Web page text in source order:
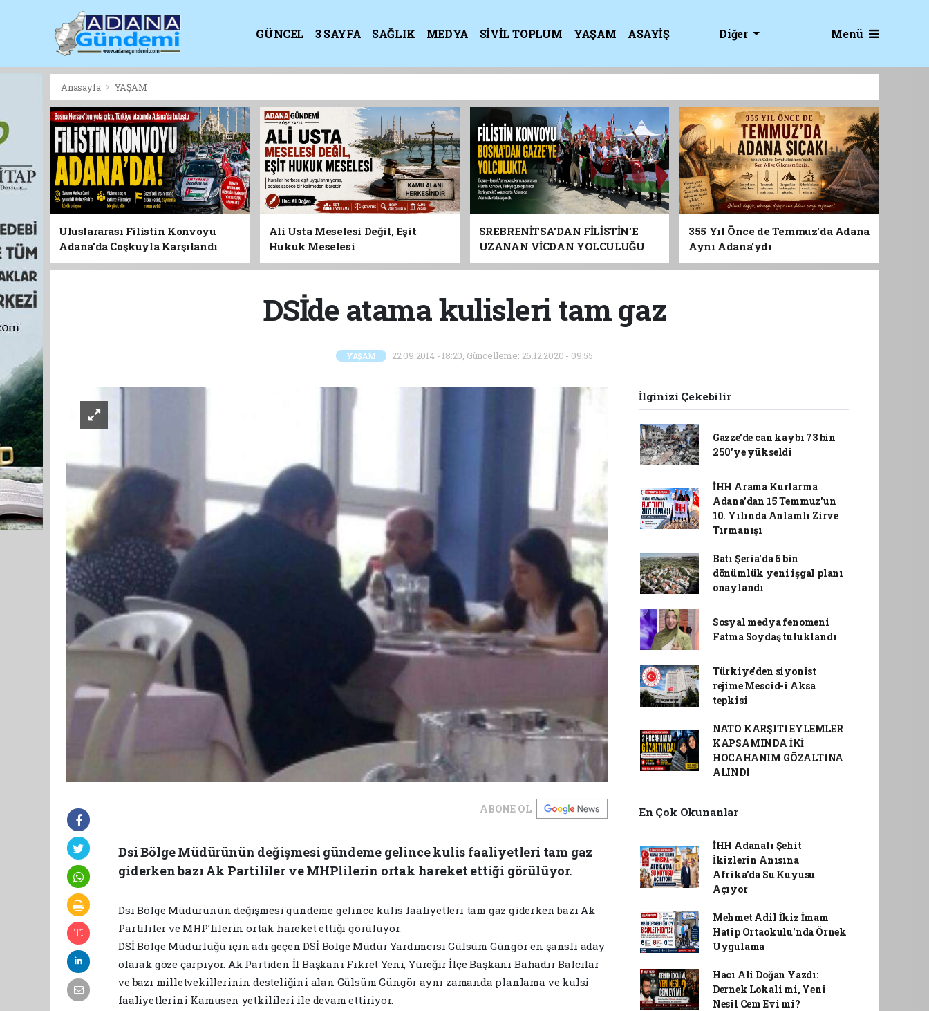
GÜNCEL 3 SAYFA SAĞLIK MEDYA SİVİL TOPLUM YAŞAM
ASAYİŞ
Diğer Menü
Anasayfa YAŞAM
Uluslararası Filistin Konvoyu
Adana'da Coşkuyla Karşılandı
Ali Usta Meselesi Değil, Eşit
Hukuk Meselesi
SREBRENİTSA’DAN FİLİSTİN’E
UZANAN VİCDAN YOLCULUĞU
ADANA’YA GELİYOR
355 Yıl Önce de Temmuz'da Adana
Aynı Adana'ydı
DSİde atama kulisleri tam gaz
YAŞAM 22.09.2014 - 18:20, Güncelleme: 26.12.2020 - 09:55
ABONE OL
Dsi Bölge Müdürünün değişmesi gündeme gelince kulis faaliyetleri tam gaz
giderken bazı Ak Partililer ve MHPlilerin ortak hareket ettiği görülüyor.
Dsi Bölge Müdürünün değişmesi gündeme gelince kulis faaliyetleri tam gaz giderken bazı Ak
Partililer ve MHP’lilerin ortak hareket ettiği görülüyor.
DSİ Bölge Müdürlüğü için adı geçen DSİ Bölge Müdür Yardımcısı Gülsüm Güngör en şanslı aday
olarak göze çarpıyor. Ak Partiden İl Başkanı Fikret Yeni, Yüreğir İlçe Başkanı Bahadır Balcılar
ve bazı milletvekillerinin desteliğini alan Gülsüm Güngör aynı zamanda planlama ve kulsi
faaliyetlerini Kamusen yetkilileri ile devam ettiriyor.
İlginizi Çekebilir
Gazze’de can kaybı 73 bin
250'ye yükseldi
İHH Arama Kurtarma
Adana'dan 15 Temmuz'un
10. Yılında Anlamlı Zirve
Tırmanışı
Batı Şeria'da 6 bin
dönümlük yeni işgal planı
onaylandı
Sosyal medya fenomeni
Fatma Soydaş tutuklandı
Türkiye'den siyonist
rejime Mescid-i Aksa
tepkisi
NATO KARŞITI EYLEMLER
KAPSAMINDA İKİ
HOCAHANIM GÖZALTINA
ALINDI
En Çok Okunanlar
İHH Adanalı Şehit
İkizlerin Anısına
Afrika’da Su Kuyusu
Açıyor
Mehmet Adil İkiz İmam
Hatip Ortaokulu'nda Örnek
Uygulama
Hacı Ali Doğan Yazdı:
Dernek Lokali mi, Yeni
Nesil Cem Evi mi?